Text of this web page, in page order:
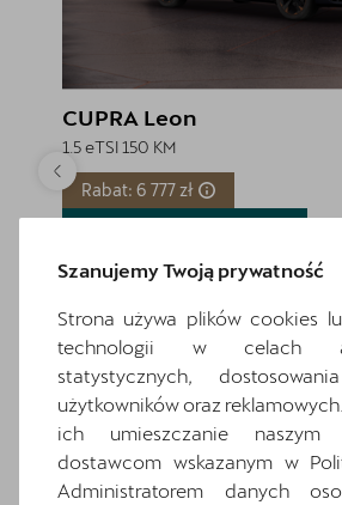
CUPRA Leon
1.5 eTSI 150 KM
Rabat: 6 777 zł
Cena katalogowa:169
Cena: 162 639 zł
Najniższa cena sprzed 30 dni przed
Zapytaj o szczegóły
Pokaż szczegóły
Szanujemy Twoją prywatność
Strona używa plików cookies
technologii w celach
statystycznych,
użytkowników oraz
ich umieszczanie naszym
dostawcom wskazanym w
Administratorem danych